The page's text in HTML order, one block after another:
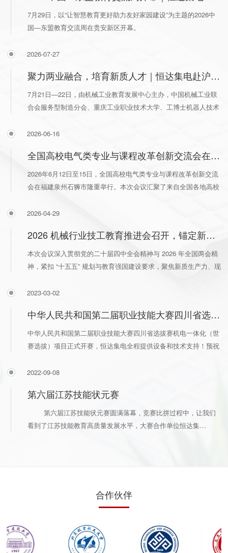
7月29日，以“让智慧教育更好助力友好家园建设”为主题的2026中
国—东盟教育交流周在贵安新区开幕。
2026-07-27
聚力两业融合，培育新质人才｜恒达集电赴沪参加服务型制造与新质人才培养高级研修班
7月21日—22日，由机械工业教育发展中心主办，中国机械工业联
合会服务型制造分会、重庆工业职业技术大学、工博士机器人技术
2026-06-16
全国高校电气类专业与课程改革创新交流会在泉州圆满举办
2026年6月12日至15日，全国高校电气类专业与课程改革创新交流
会在福建泉州石狮市隆重举行。本次会议汇聚了来自全国各地高校
2026-04-29
2026 机械行业技工教育推进会召开，锚定新质生产力，擘画 “十五五” 高质量发展蓝图
本次会议深入贯彻党的二十届四中全会精神与 2026 年全国两会精
神，紧扣 “十五五” 规划与教育强国建设要求，聚焦新质生产力、现
2023-03-02
中华人民共和国第二届职业技能大赛四川省选拔赛机电一体化（世赛选拔）
中华人民共和国第二届职业技能大赛四川省选拔赛机电一体化（世
赛选拔）项目正式开赛，恒达集电全程提供设备和技术支持！预祝
2022-09-08
第六届江苏技能状元赛
第六届江苏技能状元赛圆满落幕，竞赛比拼过程中，让我们
看到了江苏技能教育高质量发展水平，大赛合作单位恒达集…
合作伙伴